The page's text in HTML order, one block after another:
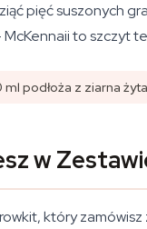
pięć suszonych
McKennaii to szczyt
ml podłoża z ziarna żyta
w
który